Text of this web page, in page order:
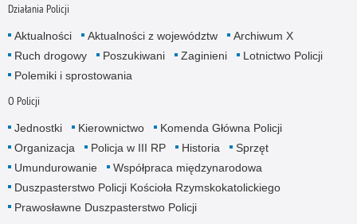
Działania Policji
Aktualności Aktualności z województw
Archiwum X
Ruch drogowy
Poszukiwani Zaginieni
Lotnictwo Policji
Polemiki i sprostowania
O Policji
Jednostki Kierownictwo
Komenda Główna Policji
Organizacja
Policja w III RP Historia
Sprzęt
Umundurowanie
Współpraca międzynarodowa
Duszpasterstwo Policji Kościoła Rzymskokatolickiego
Prawosławne Duszpasterstwo Policji